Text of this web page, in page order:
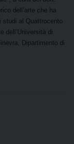
dell’arte che ha
studi al Quattrocento
dell’Università di
Dipartimento di